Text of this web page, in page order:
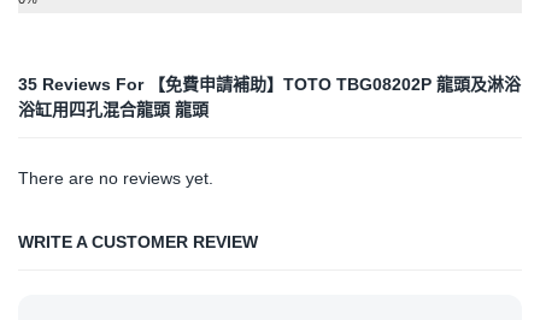
35 Reviews For
【免費申請補助】TOTO TBG08202P 龍頭及淋浴
浴缸用四孔混合龍頭 龍頭
There are no reviews yet.
WRITE A CUSTOMER REVIEW